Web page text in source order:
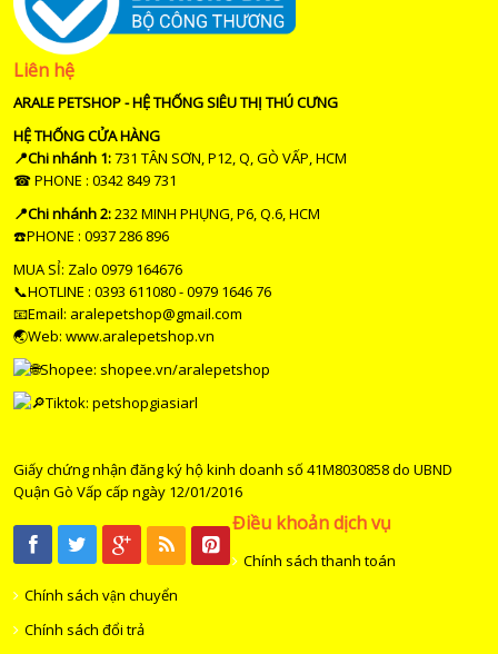
Liên hệ
ARALE PETSHOP - HỆ THỐNG SIÊU THỊ THÚ CƯNG
HỆ THỐNG CỬA HÀNG
📍Chi nhánh 1:731 TÂN SƠN, P12, Q, GÒ VẤP, HCM
☎ PHONE : 0342 849 731
📍Chi nhánh 2:232 MINH PHỤNG, P6, Q.6, HCM
☎️PHONE : 0937 286 896
MUA SỈ: Zalo 0979 164676
📞HOTLINE : 0393 611080 - 0979 1646 76
📧Email: aralepetshop@gmail.com
🌏Web: www.aralepetshop.vn
Shopee: shopee.vn/aralepetshop
Tiktok: petshopgiasiarl
Giấy chứng nhận đăng ký hộ kinh doanh số 41M8030858 do UBND
Quận Gò Vấp cấp ngày 12/01/2016
Điều khoản dịch vụ
Chính sách thanh toán
Chính sách vận chuyển
Chính sách đổi trả